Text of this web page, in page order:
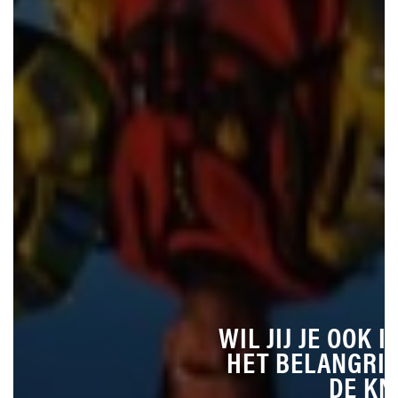
WIL JIJ JE OOK
HET
DE